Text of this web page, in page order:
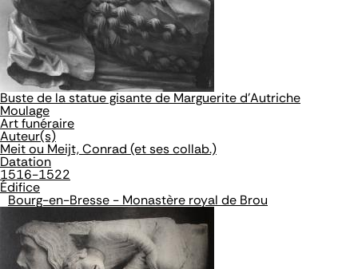
Buste de la statue gisante de Marguerite d'Autriche
Moulage
Art funéraire
Auteur(s)
Meit ou Meijt, Conrad (et ses collab.)
Datation
1516-1522
Édifice
Bourg-en-Bresse - Monastère royal de Brou